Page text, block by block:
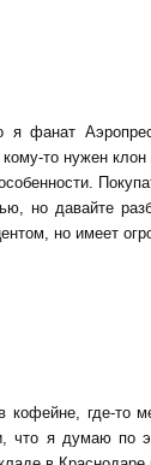
я фанат
то нужен
но давайте
но имеет
кофейне, где-
что я думаю